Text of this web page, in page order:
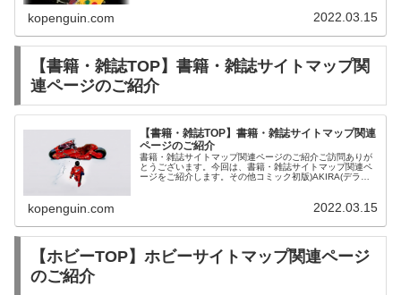
kopenguin.com 2022.03.15
【書籍・雑誌TOP】書籍・雑誌サイトマップ関
連ページのご紹介
【書籍・雑誌TOP】書籍・雑誌サイトマップ関連
ページのご紹介
書籍・雑誌サイトマップ関連ページのご紹介ご訪問ありが
とうございます。今回は、書籍・雑誌サイトマップ関連ペ
ージをご紹介します。その他コミック初版)AKIRA(デラッ
kopenguin.com 2022.03.15
【ホビーTOP】ホビーサイトマップ関連ページ
のご紹介